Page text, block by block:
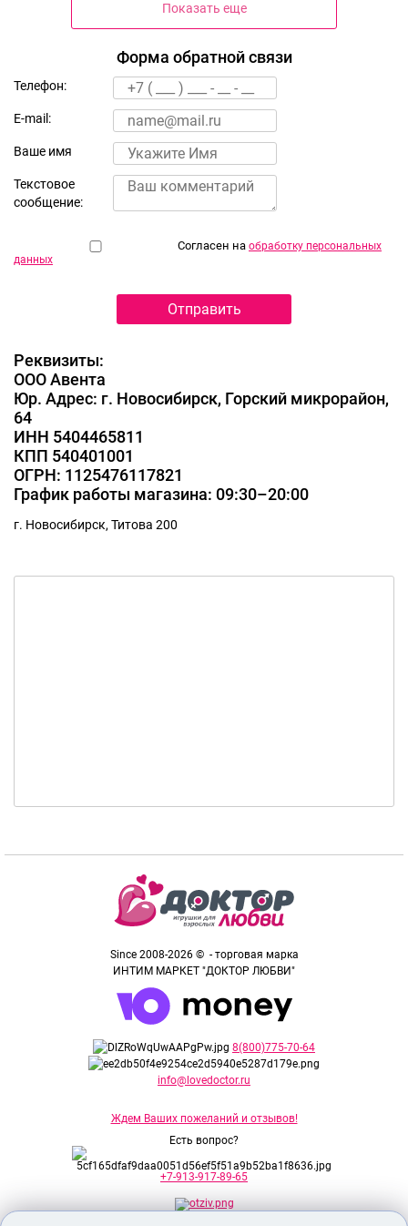
Показать еще
Форма обратной связи
Телефон:
E-mail:
Ваше имя
Текстовое
сообщение:
Согласен на обработку персональных
данных
Реквизиты:
ООО Авента
Юр. Адрес: г. Новосибирск, Горский микрорайон,
64
ИНН 5404465811
КПП 540401001
ОГРН: 1125476117821
График работы магазина: 09:30–20:00
г. Новосибирск, Титова 200
Since 2008-2026 © - торговая марка
ИНТИМ МАРКЕТ "ДОКТОР ЛЮБВИ"
8(800)775-70-64
info@lovedoctor.ru
Ждем Ваших пожеланий и отзывов!
Есть вопрос?
+7-913-917-89-65